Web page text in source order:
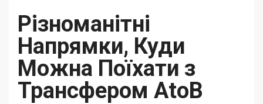
Різноманітні
Напрямки, Куди
Можна Поїхати з
Трансфером AtoB